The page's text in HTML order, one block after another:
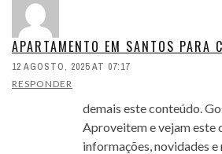
APARTAMENTO EM SANTOS PARA
12 AGOSTO, 2025 AT 07:17
RESPONDER
demais este conteúdo.
Aproveitem e vejam este
informações, novidades